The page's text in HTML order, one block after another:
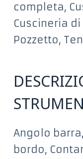
completa,
Cuscineria
Pozzetto,
Angolo
bordo,